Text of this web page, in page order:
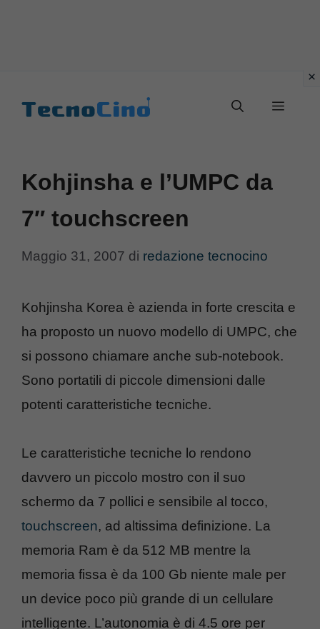
Menu
Kohjinsha e l’UMPC da
7″ touchscreen
Maggio 31, 2007 di redazione tecnocino
Kohjinsha Korea è azienda in forte crescita e
ha proposto un nuovo modello di UMPC, che
si possono chiamare anche sub-notebook.
Sono portatili di piccole dimensioni dalle
potenti caratteristiche tecniche.
Le caratteristiche tecniche lo rendono
davvero un piccolo mostro con il suo
schermo da 7 pollici e sensibile al tocco,
touchscreen, ad altissima definizione. La
memoria Ram è da 512 MB mentre la
memoria fissa è da 100 Gb niente male per
un device poco più grande di un cellulare
intelligente. L’autonomia è di 4.5 ore per